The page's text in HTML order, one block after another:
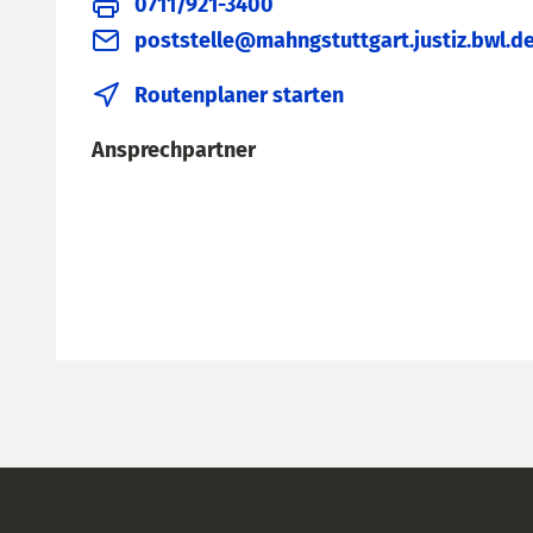
0711/921-3400
Routenplaner starten
Ansprechpartner